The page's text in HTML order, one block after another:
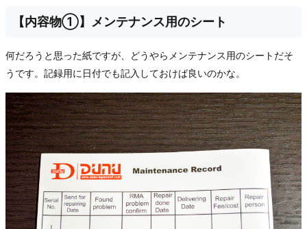
【内容物①】メンテナンス用のシート
何だろうと思った紙ですが、どうやらメンテナンス用のシートだそ
うです。記録用に日付でも記入しておけば良いのかな。